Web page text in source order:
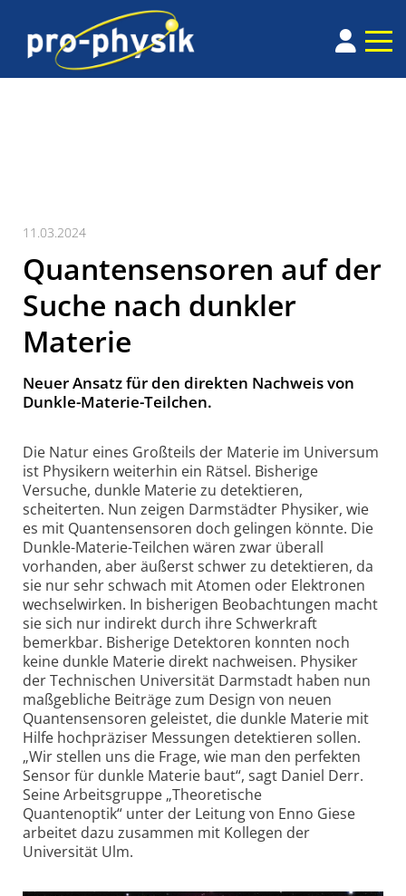
11.03.2024
Quantensensoren auf der
Suche nach dunkler
Materie
Neuer Ansatz für den direkten Nachweis von
Dunkle-Materie-Teilchen.
Die Natur eines Großteils der Materie im Universum
ist Physikern weiterhin ein Rätsel. Bisherige
Versuche, dunkle Materie zu detektieren,
scheiterten. Nun zeigen Darmstädter Physiker, wie
es mit Quanten­sensoren doch gelingen könnte. Die
Dunkle-Materie-Teilchen wären zwar überall
vorhanden, aber äußerst schwer zu detektieren, da
sie nur sehr schwach mit Atomen oder Elektronen
wechselwirken. In bisherigen Beobach­tungen macht
sie sich nur indirekt durch ihre Schwerkraft
bemerkbar. Bisherige Detektoren konnten noch
keine dunkle Materie direkt nachweisen. Physiker
der Technischen Universität Darmstadt haben nun
maßgebliche Beiträge zum Design von neuen
Quanten­sensoren geleistet, die dunkle Materie mit
Hilfe hochpräziser Messungen detektieren sollen.
„Wir stellen uns die Frage, wie man den perfekten
Sensor für dunkle Materie baut“, sagt Daniel Derr.
SeineArbeits­gruppe „Theoretische
Quantenoptik“ unter der Leitung von Enno Giese
arbeitet dazu zusammen mit Kollegen der
Universität Ulm.